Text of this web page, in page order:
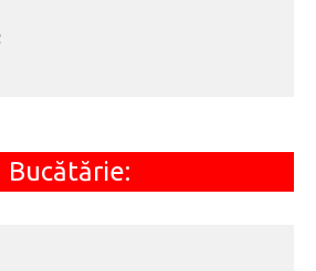
Bucătărie: